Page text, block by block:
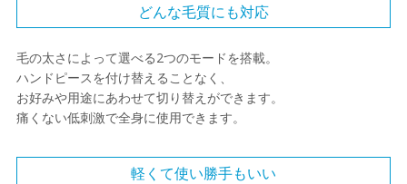
どんな毛質にも対応
毛の太さによって選べる2つのモードを搭載。
ハンドピースを付け替えることなく、
お好みや用途にあわせて切り替えができます。
痛くない低刺激で全身に使用できます。
軽くて使い勝手もいい